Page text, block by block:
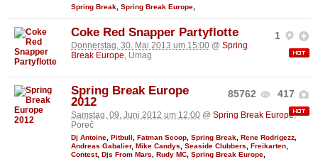
Spring Break Spring Break Europe
1
Coke Red Snapper Partyflotte
Donnerstag, 30. Mai 2013 um 15:00 @ Spring
Break Europe, Umag
85762 417
Spring Break Europe
2012
Samstag, 09. Juni 2012 um 12:00 @ Spring Break Europe,
Poreč
Dj Antoine Pitbull Fatman Scoop Spring Break Rene Rodrigezz
Andreas Gabalier, Mike Candys Seaside Clubbers Freikarten
Contest, Djs From Mars Rudy MC Spring Break Europe